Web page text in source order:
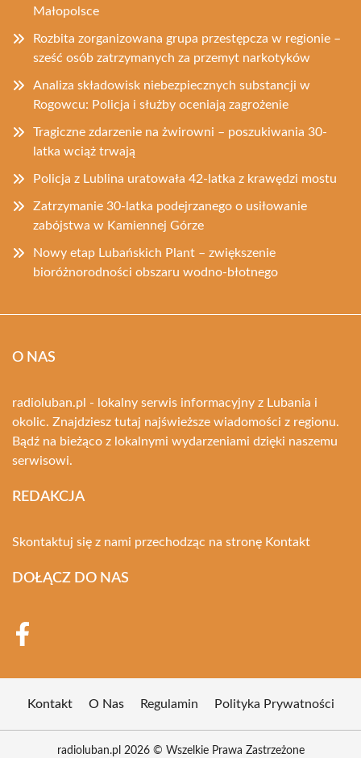
Małopolsce
Rozbita zorganizowana grupa przestępcza w regionie –
sześć osób zatrzymanych za przemyt narkotyków
Analiza składowisk niebezpiecznych substancji w
Rogowcu: Policja i służby oceniają zagrożenie
Tragiczne zdarzenie na żwirowni – poszukiwania 30-
latka wciąż trwają
Policja z Lublina uratowała 42-latka z krawędzi mostu
Zatrzymanie 30-latka podejrzanego o usiłowanie
zabójstwa w Kamiennej Górze
Nowy etap Lubańskich Plant – zwiększenie
bioróżnorodności obszaru wodno-błotnego
O NAS
radioluban.pl - lokalny serwis informacyjny z Lubania i
okolic. Znajdziesz tutaj najświeższe wiadomości z regionu.
Bądź na bieżąco z lokalnymi wydarzeniami dzięki naszemu
serwisowi.
REDAKCJA
Skontaktuj się z nami przechodząc na stronę Kontakt
DOŁĄCZ DO NAS
Kontakt O Nas Regulamin Polityka Prywatności
radioluban.pl 2026 © Wszelkie Prawa Zastrzeżone